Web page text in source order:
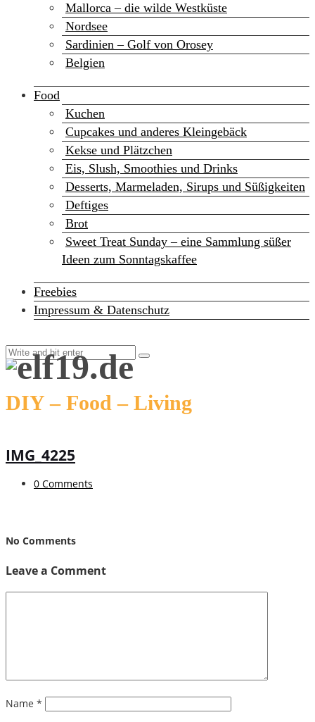
Mallorca – die wilde Westküste
Nordsee
Sardinien – Golf von Orosey
Belgien
Food
Kuchen
Cupcakes und anderes Kleingebäck
Kekse und Plätzchen
Eis, Slush, Smoothies und Drinks
Desserts, Marmeladen, Sirups und Süßigkeiten
Deftiges
Brot
Sweet Treat Sunday – eine Sammlung süßer
Ideen zum Sonntagskaffee
Freebies
Impressum & Datenschutz
DIY – Food – Living
IMG_4225
0 Comments
No Comments
Leave a Comment
Name *